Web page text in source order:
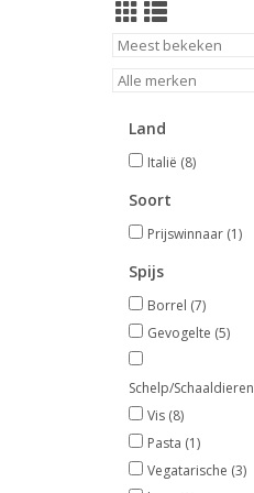
Land
Italië (8)
Soort
Prijswinnaar (1)
Spijs
Borrel (7)
Gevogelte (5)
Schelp/Schaaldieren
Vis (8)
Pasta (1)
Vegatarische (3)